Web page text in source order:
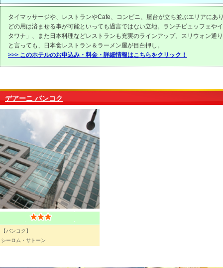
タイマッサージや、レストランやCafe、コンビニ、屋台が立ち並ぶエリアにあ
どの用は済ませる事が可能といっても過言ではない立地。ランチビュッフェや
タワナ」、また日本料理などレストランも充実のラインアップ。スリウォン通
と言っても、日本食レストラン＆ラーメン屋が目白押し。
>>> このホテルのお申込み・料金・詳細情報はこちらをクリック！
デアーニ バンコク
【バンコク】
シーロム・サトーン